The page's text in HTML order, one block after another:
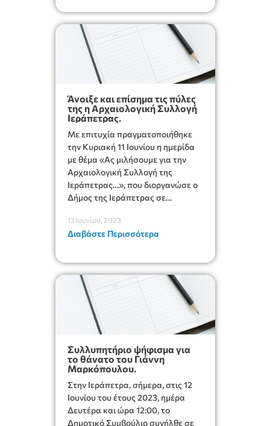
Άνοιξε και επίσημα τις πύλες
της η Αρχαιολογική Συλλογή
Ιεράπετρας.
Με επιτυχία πραγματοποιήθηκε
την Κυριακή 11 Ιουνίου η ημερίδα
με θέμα «Ας μιλήσουμε για την
Αρχαιολογική Συλλογή της
Ιεράπετρας…», που διοργανώσε ο
Δήμος της Ιεράπετρας σε
Αρχαιοτήτων Λασιθίου στην
αίθουσα του Δημοτικού
Ιεράπετρας.
13 Ιουνίου, 2023
Διαβάστε Περισσότερα
Συλλυπητήριο ψήφισμα για
το θάνατο του Γιάννη
Μαρκόπουλου.
Στην Ιεράπετρα, σήμερα, στις 12
Ιουνίου του έτους 2023, ημέρα
Δευτέρα και ώρα 12:00, το
Δημοτικό Συμβούλιο συνήλθε σε